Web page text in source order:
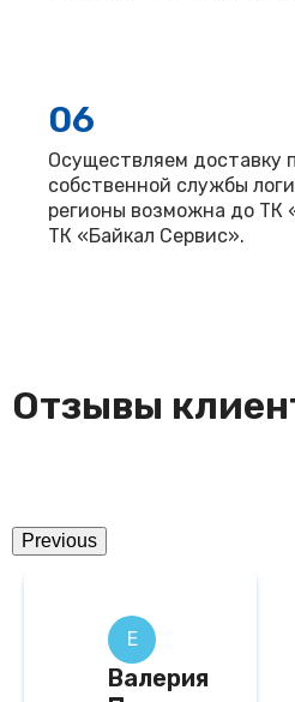
06
Осуществляем доставку
собственной службы
регионы возможна до ТК
ТК «Байкал Сервис».
Отзывы
Previous
Е
Валерия